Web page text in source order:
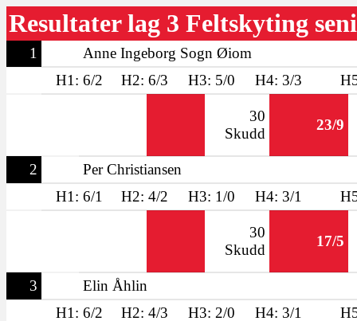
Resultater lag 3 Feltskyting
1
Anne Ingeborg Sogn Øiom
H1: 6/2
H2: 6/3 H3: 5/0 H4: 3/3
30
Skudd
23/9
2
Per Christiansen
H1: 6/1
H2: 4/2 H3: 1/0 H4: 3/1
30
Skudd
17/5
3
Elin Åhlin
H1: 6/2
H2: 4/3 H3: 2/0 H4: 3/1